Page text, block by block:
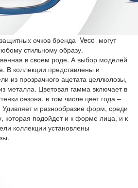
очков бренда Veco могут
стильному образу.
в своем роде. А выбор моделей
В коллекции представлены и
из прозрачного ацетата целлюлозы,
металла. Цветовая гамма включает в
сезона, в том числе цвет года –
и разнообразие форм, среди
кото­рая подойдет и к форме лица, и к
коллекции установлены